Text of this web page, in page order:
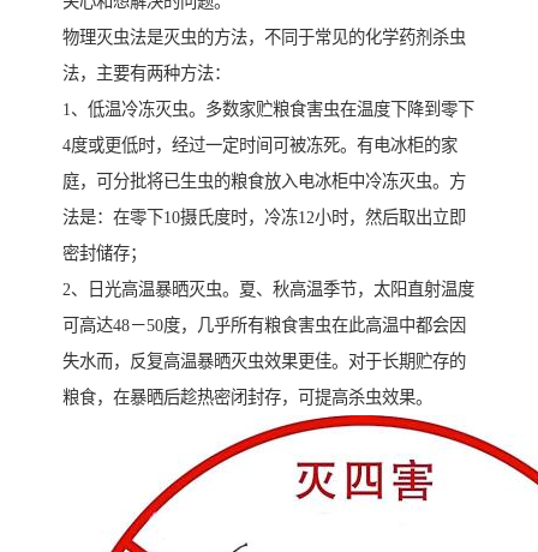
物理灭虫法是灭虫的方法，不同于常见的化学药剂杀虫
法，主要有两种方法：
1、低温冷冻灭虫。多数家贮粮食害虫在温度下降到零下
4度或更低时，经过一定时间可被冻死。有电冰柜的家
庭，可分批将已生虫的粮食放入电冰柜中冷冻灭虫。方
法是：在零下10摄氏度时，冷冻12小时，然后取出立即
密封储存；
2、日光高温暴晒灭虫。夏、秋高温季节，太阳直射温度
可高达48－50度，几乎所有粮食害虫在此高温中都会因
失水而，反复高温暴晒灭虫效果更佳。对于长期贮存的
粮食，在暴晒后趁热密闭封存，可提高杀虫效果。